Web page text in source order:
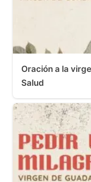
Oración a la
Salud